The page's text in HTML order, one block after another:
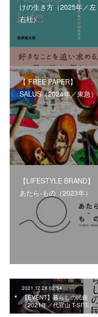
けの生き方（2025年／左
右社）
【 FREE PAPER】
SALUS（2024年／東急）
【LIFESTYLE BRAND】
あたら-もの（2023年）
2021.12.28 02:54
【EVENT】暮らしの民藝
（2021年／代官山 T-SITE）